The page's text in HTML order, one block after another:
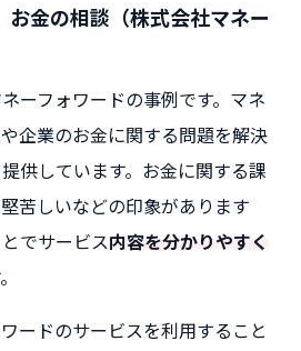
金の相談（株式会社マネー
ーフォワードの事例です。マネ
企業のお金に関する問題を解決
供しています。お金に関する課
苦しいなどの印象があります
でサービス内容を分かりやすく
ードのサービスを利用すること